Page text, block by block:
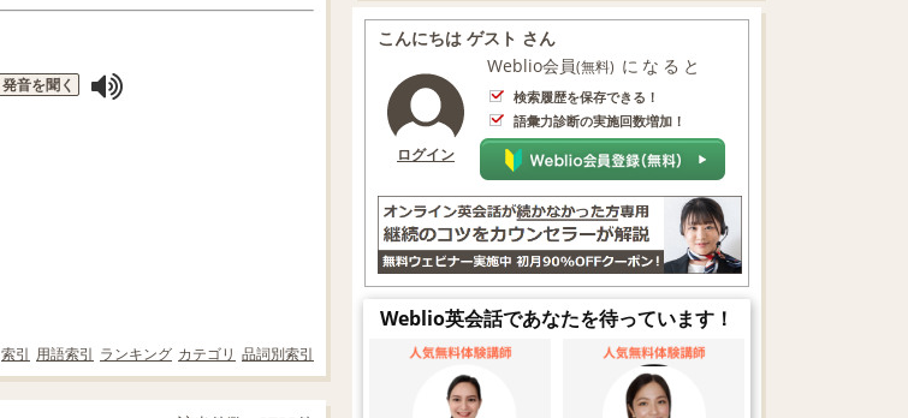
発音を聞く
索引 用語索引 ランキング カテゴリ 品詞別索引
こんにちは ゲスト さん
ログイン
Weblio会員(無料) になると
検索履歴を保存できる！
語彙力診断の実施回数増加！
Weblio英会話であなたを待っています！